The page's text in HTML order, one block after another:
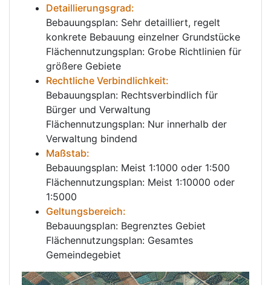
Detaillierungsgrad:
Bebauungsplan: Sehr detailliert, regelt
konkrete Bebauung einzelner Grundstücke
Flächennutzungsplan: Grobe Richtlinien für
größere Gebiete
Rechtliche Verbindlichkeit:
Bebauungsplan: Rechtsverbindlich für
Bürger und Verwaltung
Flächennutzungsplan: Nur innerhalb der
Verwaltung bindend
Maßstab:
Bebauungsplan: Meist 1:1000 oder 1:500
Flächennutzungsplan: Meist 1:10000 oder
1:5000
Geltungsbereich:
Bebauungsplan: Begrenztes Gebiet
Flächennutzungsplan: Gesamtes
Gemeindegebiet